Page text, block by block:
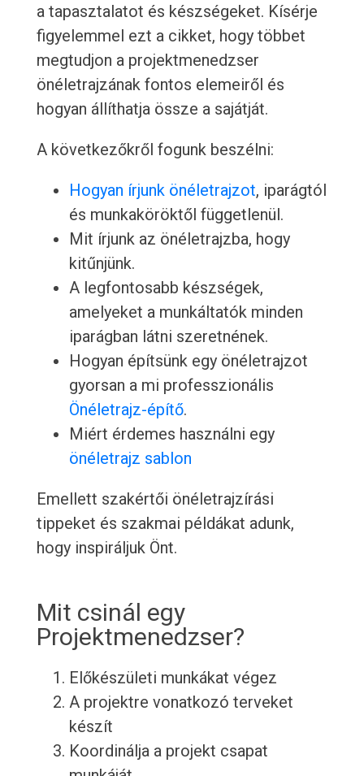
a tapasztalatot és készségeket. Kísérje
figyelemmel ezt a cikket, hogy többet
megtudjon a projektmenedzser
önéletrajzának fontos elemeiről és
hogyan állíthatja össze a sajátját.
A következőkről fogunk beszélni:
Hogyan írjunk önéletrajzot, iparágtól
és munkaköröktől függetlenül.
Mit írjunk az önéletrajzba, hogy
kitűnjünk.
A legfontosabb készségek,
amelyeket a munkáltatók minden
iparágban látni szeretnének.
Hogyan építsünk egy önéletrajzot
gyorsan a mi professzionális
Önéletrajz-építő.
Miért érdemes használni egy
önéletrajz sablon
Emellett szakértői önéletrajzírási
tippeket és szakmai példákat adunk,
hogy inspiráljuk Önt.
Mit csinál egy
Projektmenedzser?
Előkészületi munkákat végez
A projektre vonatkozó terveket
készít
Koordinálja a projekt csapat